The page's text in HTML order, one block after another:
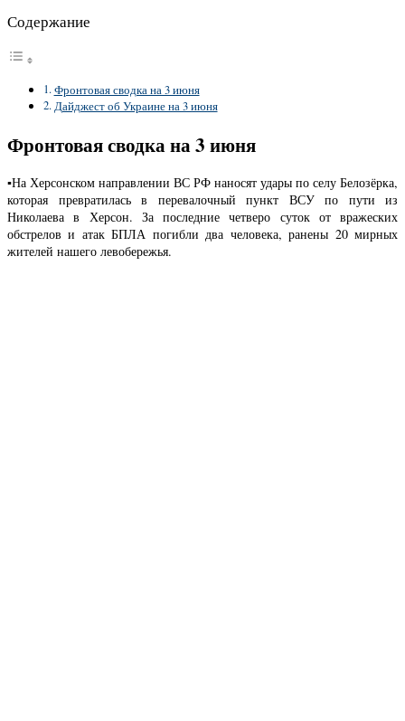
Содержание
Фронтовая сводка на 3 июня
Дайджест об Украине на 3 июня
Фронтовая сводка на 3 июня
▪️На Херсонском направлении ВС РФ наносят удары по селу Белозёрка,
которая превратилась в перевалочный пункт ВСУ по пути из
Николаева в Херсон. За последние четверо суток от вражеских
обстрелов и атак БПЛА погибли два человека, ранены 20 мирных
жителей нашего левобережья.